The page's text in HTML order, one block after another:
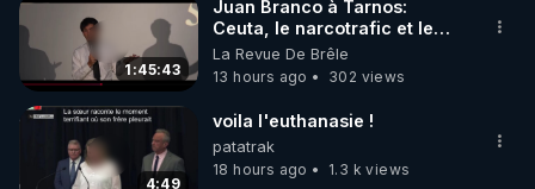
1:45:43
Juan Branco à Tarnos:
Ceuta, le narcotrafic et le
pouvoir en France
La Revue De Brêle
13 hours ago
302 views
4:49
voila l'euthanasie !
patatrak
18 hours ago
1.3 k views